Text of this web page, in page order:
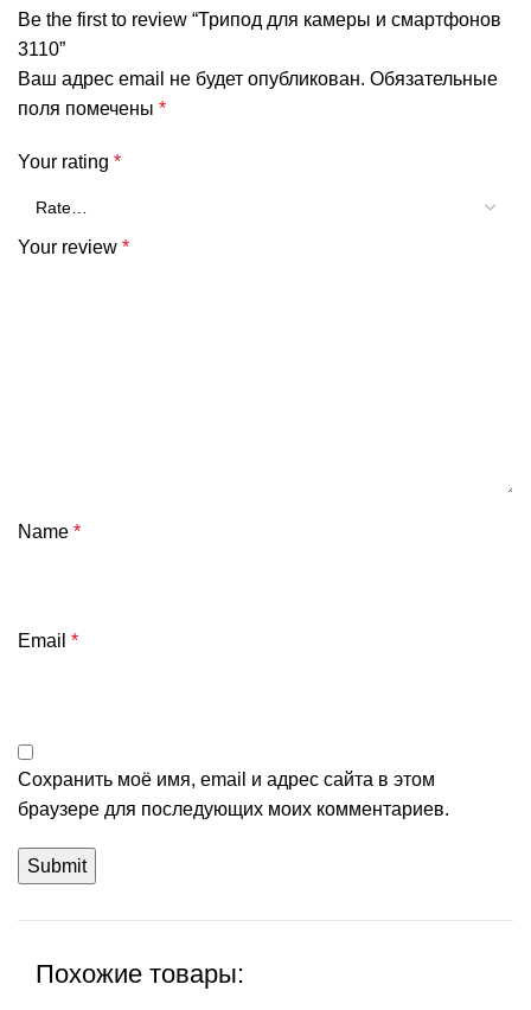
Be the first to review “Трипод для камеры и смартфонов
3110”
Ваш адрес email не будет опубликован. Обязательные
поля помечены *
Your rating *
Your review *
Name *
Email *
Сохранить моё имя, email и адрес сайта в этом
браузере для последующих моих комментариев.
Похожие товары: